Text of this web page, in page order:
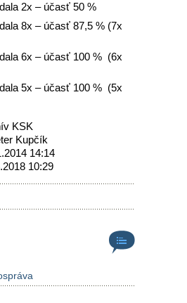
2x – účasť 50 %
8x – účasť 87,5 % (7x
6x – účasť 100 % (6x
5x – účasť 100 % (5x
KSK
Kupčík
14:14
10:29